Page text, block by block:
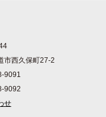
市西久保町27-2
9091
9092
せ